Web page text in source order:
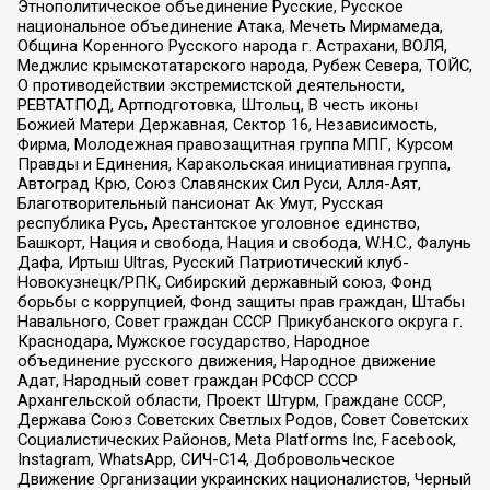
Этнополитическое объединение Русские, Русское
национальное объединение Атака, Мечеть Мирмамеда,
Община Коренного Русского народа г. Астрахани, ВОЛЯ,
Меджлис крымскотатарского народа, Рубеж Севера, ТОЙС,
О противодействии экстремистской деятельности,
РЕВТАТПОД, Артподготовка, Штольц, В честь иконы
Божией Матери Державная, Сектор 16, Независимость,
Фирма, Молодежная правозащитная группа МПГ, Курсом
Правды и Единения, Каракольская инициативная группа,
Автоград Крю, Союз Славянских Сил Руси, Алля-Аят,
Благотворительный пансионат Ак Умут, Русская
республика Русь, Арестантское уголовное единство,
Башкорт, Нация и свобода, Нация и свобода, W.H.С., Фалунь
Дафа, Иртыш Ultras, Русский Патриотический клуб-
Новокузнецк/РПК, Сибирский державный союз, Фонд
борьбы с коррупцией, Фонд защиты прав граждан, Штабы
Навального, Совет граждан СССР Прикубанского округа г.
Краснодара, Мужское государство, Народное
объединение русского движения, Народное движение
Адат, Народный совет граждан РСФСР СССР
Архангельской области, Проект Штурм, Граждане СССР,
Держава Союз Советских Светлых Родов, Совет Советских
Социалистических Районов, Meta Platforms Inc, Facebook,
Instagram, WhatsApp, СИЧ-С14, Добровольческое
Движение Организации украинских националистов, Черный